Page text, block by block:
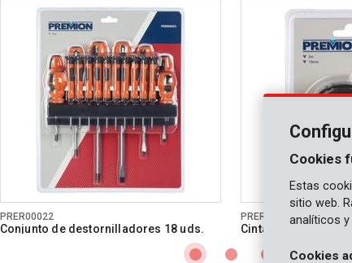
PRER00022
Conjunto de destornilladores 18 uds.
PRER00023
Cinta métrica
Cookies
Estas
sitio web.
analíticos y
Cookies